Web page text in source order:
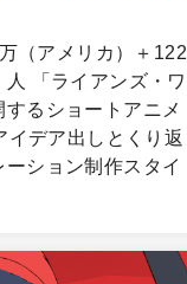
（アメリカ）＋122
「ライアンズ・ワ
るショートアニメ
イデア出しとくり返
ーション制作スタイ